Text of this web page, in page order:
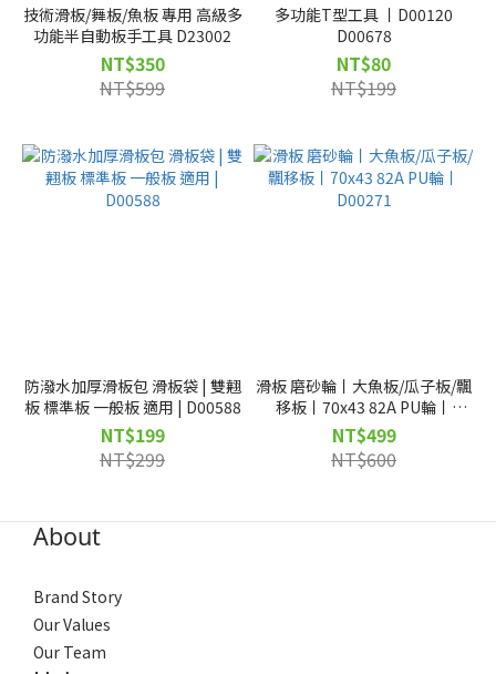
技術滑板/舞板/魚板 專用 高級多
功能半自動板手工具 D23002
NT$350
NT$599
多功能T型工具 丨D00120
D00678
NT$80
NT$199
防潑水加厚滑板包 滑板袋 | 雙翹
板 標準板 一般板 適用 | D00588
NT$199
NT$299
滑板 磨砂輪丨大魚板/瓜子板/飄
移板丨70x43 82A PU輪丨
D00271
NT$499
NT$600
About
Brand Story
Our Values
Our Team